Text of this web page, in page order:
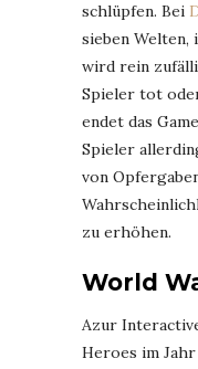
schlüpfen. Bei
sieben Welten,
wird rein
Spieler tot
endet das
Spieler
von
zu erhöhen.
World
Azur
Heroes im Jahr